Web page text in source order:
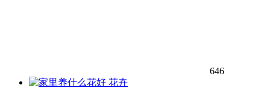
646
花卉